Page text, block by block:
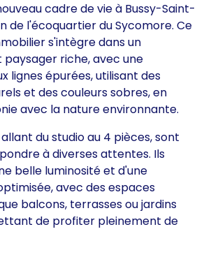
cadre de vie à Bussy-Saint-
de l'écoquartier du Sycomore. Ce
s'intègre dans un
riche, avec une
lignes épurées, utilisant des
et des couleurs sobres, en
avec la nature environnante.
du studio au 4 pièces, sont
à diverses attentes. Ils
belle luminosité et d'une
avec des espaces
balcons, terrasses ou jardins
de profiter pleinement de